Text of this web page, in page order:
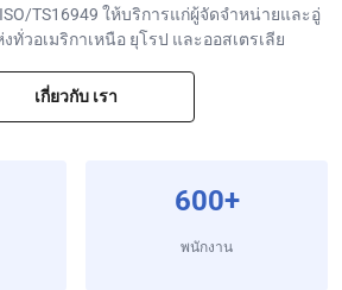
TS16949 ให้บริการแก่ผู้จัดจำหน่ายและอู่
ทั่วอเมริกาเหนือ ยุโรป และออสเตรเลีย
เกี่ยวกับ เรา
600+
พนักงาน